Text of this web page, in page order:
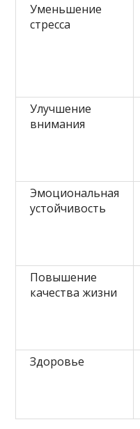
Уменьшение
стресса
Улучшение
внимания
Эмоциональная
устойчивость
Повышение
качества жизни
Здоровье